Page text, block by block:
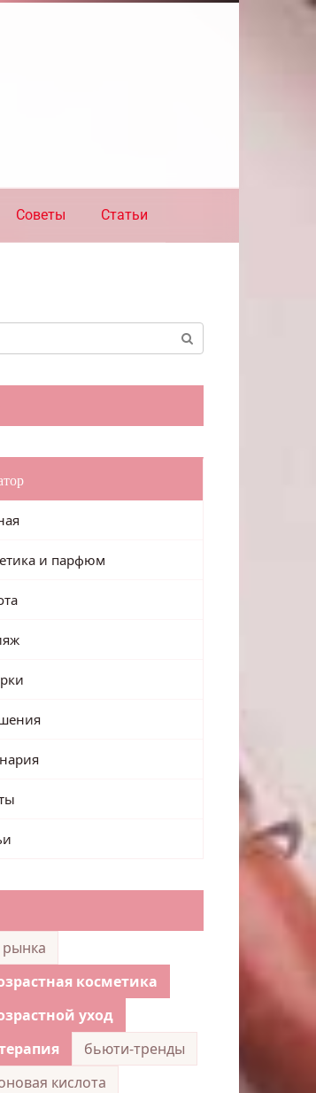
Советы Статьи
и парфюм
косметика
уход
бьюти-тренды
кислота